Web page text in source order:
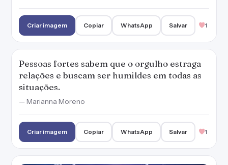
Criar imagem Copiar WhatsApp Salvar 1
Pessoas fortes sabem que o orgulho estraga
relações e buscam ser humildes em todas as
situações.
— Marianna Moreno
Criar imagem Copiar WhatsApp Salvar 1